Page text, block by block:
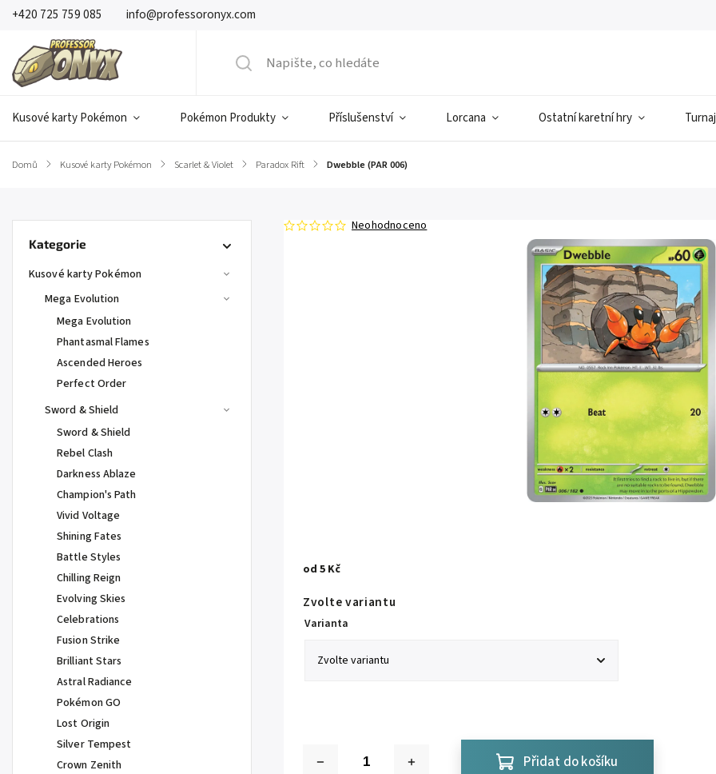
+420 725 759 085 info@professoronyx.com
Kusové karty Pokémon Pokémon Produkty Příslušenství Lorcana Ostatní karetní hry
Domů / Kusové karty Pokémon / Scarlet & Violet / Paradox Rift / Dwebble (PAR 006)
Kategorie
Kusové karty Pokémon
Mega Evolution
Mega Evolution
Phantasmal Flames
Ascended Heroes
Perfect Order
Sword & Shield
Sword & Shield
Rebel Clash
Darkness Ablaze
Champion's Path
Vivid Voltage
Shining Fates
Battle Styles
Chilling Reign
Evolving Skies
Celebrations
Fusion Strike
Brilliant Stars
Astral Radiance
Pokémon GO
Lost Origin
Silver Tempest
Crown Zenith
Neohodnoceno
od 5 Kč
Zvolte variantu
Varianta
Přidat do košíku